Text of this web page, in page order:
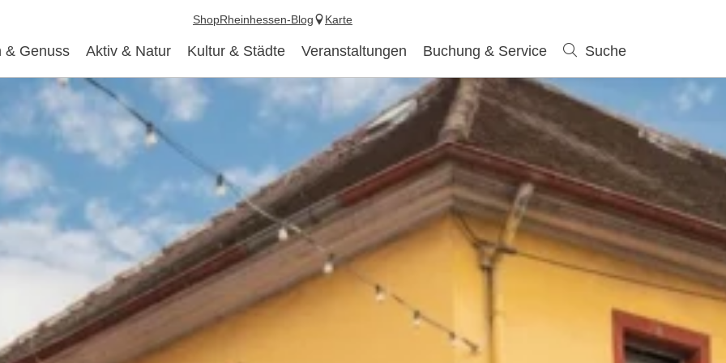
Suche
& Genuss Aktiv & Natur Kultur & Städte Veranstaltungen Buchung & Service Suche
ShopRheinhessen-Blog Karte